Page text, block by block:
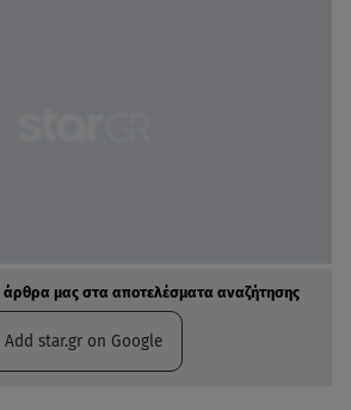
άρθρα μας στα αποτελέσματα αναζήτησης
Add star.gr on Google